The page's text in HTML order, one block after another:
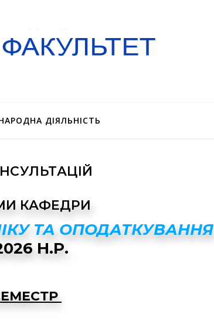
ДІЯЛЬНІСТЬ
КАФЕДРИ
ТА ОПОДАТКУВАННЯ
Н.Р.